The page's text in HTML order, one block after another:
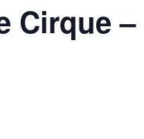
Cirque